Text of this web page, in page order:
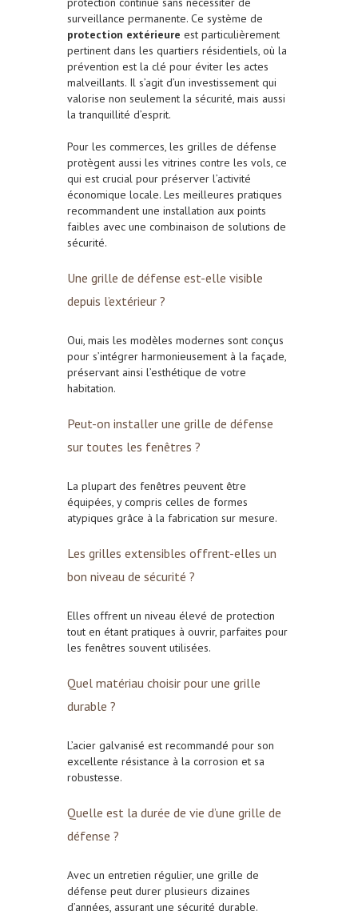
surveillance permanente. Ce système de
protection extérieure est particulièrement
pertinent dans les quartiers résidentiels, où la
prévention est la clé pour éviter les actes
malveillants. Il s’agit d’un investissement qui
valorise non seulement la sécurité, mais aussi
la tranquillité d’esprit.
Pour les commerces, les grilles de défense
protègent aussi les vitrines contre les vols, ce
qui est crucial pour préserver l’activité
économique locale. Les meilleures pratiques
recommandent une installation aux points
faibles avec une combinaison de solutions de
sécurité.
Une grille de défense est-elle visible
depuis l’extérieur ?
Oui, mais les modèles modernes sont conçus
pour s’intégrer harmonieusement à la façade,
préservant ainsi l’esthétique de votre
habitation.
Peut-on installer une grille de défense
sur toutes les fenêtres ?
La plupart des fenêtres peuvent être
équipées, y compris celles de formes
atypiques grâce à la fabrication sur mesure.
Les grilles extensibles offrent-elles un
bon niveau de sécurité ?
Elles offrent un niveau élevé de protection
tout en étant pratiques à ouvrir, parfaites pour
les fenêtres souvent utilisées.
Quel matériau choisir pour une grille
durable ?
L’acier galvanisé est recommandé pour son
excellente résistance à la corrosion et sa
robustesse.
Quelle est la durée de vie d’une grille de
défense ?
Avec un entretien régulier, une grille de
défense peut durer plusieurs dizaines
d’années, assurant une sécurité durable.